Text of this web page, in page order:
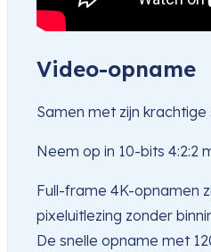
Video-opname
Samen met zijn
Neem op in 10-bits
Full-frame 4K-opnamen
pixeluitlezing zonder
De snelle opname met